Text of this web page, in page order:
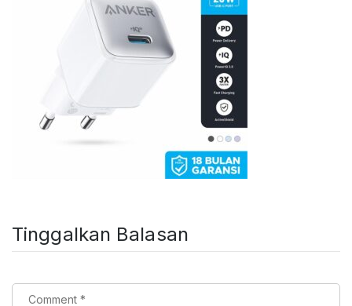
Tinggalkan Balasan